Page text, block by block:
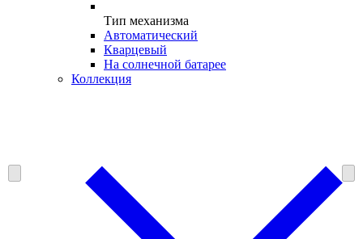
Тип механизма
Автоматический
Кварцевый
На солнечной батарее
Коллекция